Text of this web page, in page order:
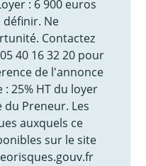
: 6 900 euros
définir. Ne
Contactez
40 16 32 20 pour
de l'annonce
25% HT du loyer
du Preneur. Les
auxquels ce
sur le site